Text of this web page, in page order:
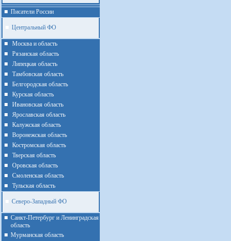
Писатели России
Центральный ФО
Москва и область
Рязанская область
Липецкая область
Тамбовская область
Белгородская область
Курская область
Ивановская область
Ярославская область
Калужская область
Воронежская область
Костромская область
Тверская область
Оровская область
Смоленская область
Тульская область
Северо-Западный ФО
Санкт-Петербург и Ленинградская
область
Мурманская область